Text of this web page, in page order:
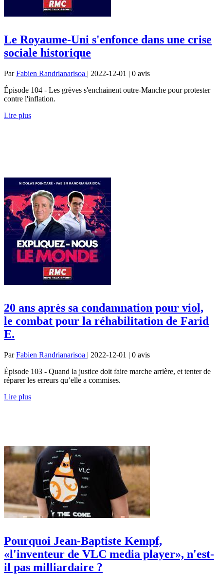
Le Royaume-Uni s'enfonce dans une crise
sociale historique
ParFabien Randrianarisoa | 2022-12-01 | 0 avis
Épisode 104 - Les grèves s'enchainent outre-Manche pour protester
contre l'inflation.
Lire plus
20 ans après sa condamnation pour viol,
le combat pour la réhabilitation de Farid
E.
ParFabien Randrianarisoa | 2022-12-01 | 0 avis
Épisode 103 - Quand la justice doit faire marche arrière, et tenter de
réparer les erreurs qu’elle a commises.
Lire plus
Pourquoi Jean-Baptiste Kempf,
«l'inventeur de VLC media player», n'est-
il pas milliardaire ?